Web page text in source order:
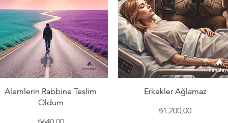
Hızlı Bakış
Alemlerin Rabbine Teslim
Oldum
Hızlı Bakış
Erkekler Ağlamaz
Fiyat
₺1.200,00